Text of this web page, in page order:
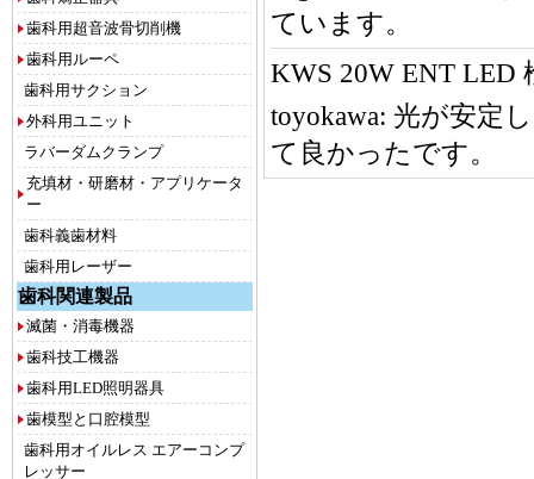
歯科用超音波骨切削機
歯科用ルーペ
歯科用サクション
外科用ユニット
ラバーダムクランプ
充填材・研磨材・アプリケータ
ー
歯科義歯材料
歯科用レーザー
歯科関連製品
滅菌・消毒機器
歯科技工機器
歯科用LED照明器具
歯模型と口腔模型
歯科用オイルレス エアーコンプ
レッサー
ています。
KWS 20W ENT LED
toyokawa: 光が安定
て良かったです。